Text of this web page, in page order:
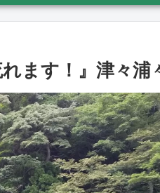
ます！』津々浦